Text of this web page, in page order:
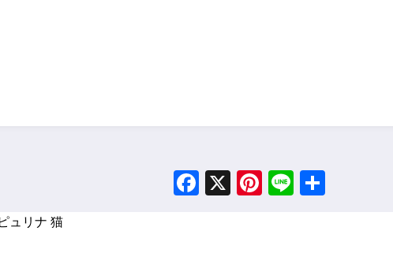
Facebook
X Pinterest
Line
ピュリナ 猫